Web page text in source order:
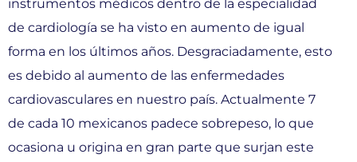
instrumentos médicos dentro de la especialidad
de cardiología se ha visto en aumento de igual
forma en los últimos años. Desgraciadamente, esto
es debido al aumento de las enfermedades
cardiovasculares en nuestro país. Actualmente 7
de cada 10 mexicanos padece sobrepeso, lo que
ocasiona u origina en gran parte que surjan este